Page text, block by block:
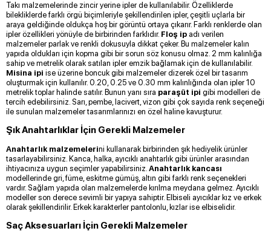
Takı malzemelerinde zincir yerine ipler de kullanılabilir. Özelliklerde
bilekliklerde farklı örgü biçimleriyle şekillendirilen ipler, çeşitli uçlarla bir
araya geldiğinde oldukça hoş bir görüntü ortaya çıkarır. Farklı renklerde olan
ipler özellikleri yönüyle de birbirinden farklıdır. Floş ip adı verilen
malzemeler parlak ve renkli dokusuyla dikkat çeker. Bu malzemeler kalın
yapıda oldukları için kopma gibi bir sorun söz konusu olmaz. 2 mm kalınlığa
sahip ve metrelik olarak satılan ipler emzik bağlamak için de kullanılabilir.
Misina ipi ise üzerine boncuk gibi malzemeler dizerek özel bir tasarım
oluşturmak için kullanılır. 0.20, 0.25 ve 0.30 mm kalınlığında olan ipler 10
metrelik toplar halinde satılır. Bunun yanı sıra paraşüt ipi gibi modelleri de
tercih edebilirsiniz. Sarı, pembe, lacivert, vizon gibi çok sayıda renk seçeneği
ile sunulan malzemeler tasarımlarınızı en özel haline kavuşturur.
Şık Anahtarlıklar İçin Gerekli Malzemeler
Anahtarlık malzemelerini kullanarak birbirinden şık hediyelik ürünler
tasarlayabilirsiniz. Kanca, halka, ayıcıklı anahtarlık gibi ürünler arasından
ihtiyacınıza uygun seçimler yapabilirsiniz. Anahtarlık kancası
modellerinde gri, füme, eskitme gümüş, altın gibi farklı renk seçenekleri
vardır. Sağlam yapıda olan malzemelerde kırılma meydana gelmez. Ayıcıklı
modeller son derece sevimli bir yapıya sahiptir. Elbiseli ayıcıklar kız ve erkek
olarak şekillendirilir. Erkek karakterler pantolonlu, kızlar ise elbiselidir.
Saç Aksesuarları İçin Gerekli Malzemeler